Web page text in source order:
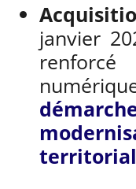
janvier